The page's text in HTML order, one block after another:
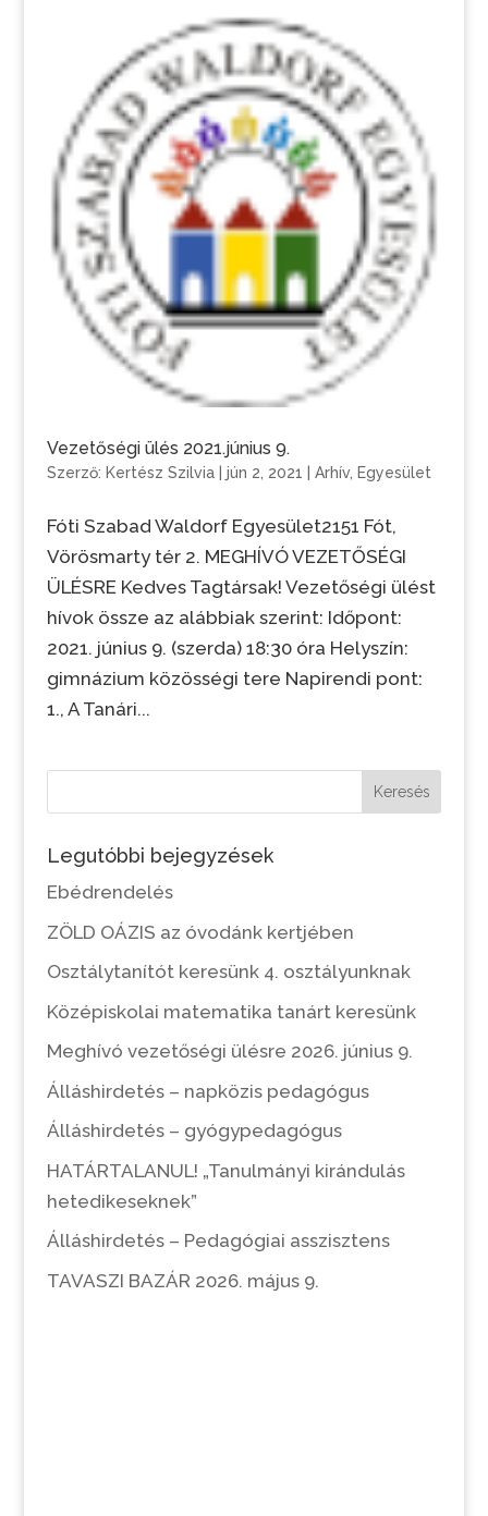
Vezetőségi ülés 2021.június 9.
Szerző: Kertész Szilvia| jún 2, 2021 Arhív, Egyesület
Fóti Szabad Waldorf Egyesület2151 Fót,
Vörösmarty tér 2. MEGHÍVÓ VEZETŐSÉGI
ÜLÉSRE Kedves Tagtársak! Vezetőségi ülést
hívok össze az alábbiak szerint: Időpont:
2021. június 9. (szerda) 18:30 óra Helyszín:
gimnázium közösségi tere Napirendi pont:
1., A Tanári...
Keresés
Legutóbbi bejegyzések
Ebédrendelés
ZÖLD OÁZIS az óvodánk kertjében
Osztálytanítót keresünk 4. osztályunknak
Középiskolai matematika tanárt keresünk
Meghívó vezetőségi ülésre 2026. június 9.
Álláshirdetés – napközis pedagógus
Álláshirdetés – gyógypedagógus
HATÁRTALANUL! „Tanulmányi kirándulás
hetedikeseknek”
Álláshirdetés – Pedagógiai asszisztens
TAVASZI BAZÁR 2026. május 9.